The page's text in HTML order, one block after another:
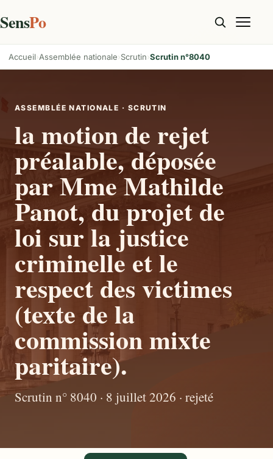
SensPo
Accueil Assemblée nationale Scrutin Scrutin n°8040
ASSEMBLÉE NATIONALE · SCRUTIN
la motion de rejet
préalable, déposée
par Mme Mathilde
Panot, du projet de
loi sur la justice
criminelle et le
respect des victimes
(texte de la
commission mixte
paritaire).
Scrutin n° 8040 · 8 juillet 2026 · rejeté